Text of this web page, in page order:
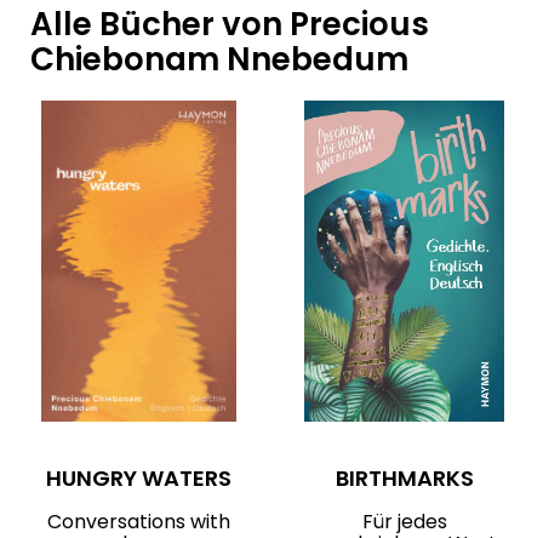
Alle Bücher von Precious
Chiebonam Nnebedum
HUNGRY WATERS
Conversations with
BIRTHMARKS
Für jedes